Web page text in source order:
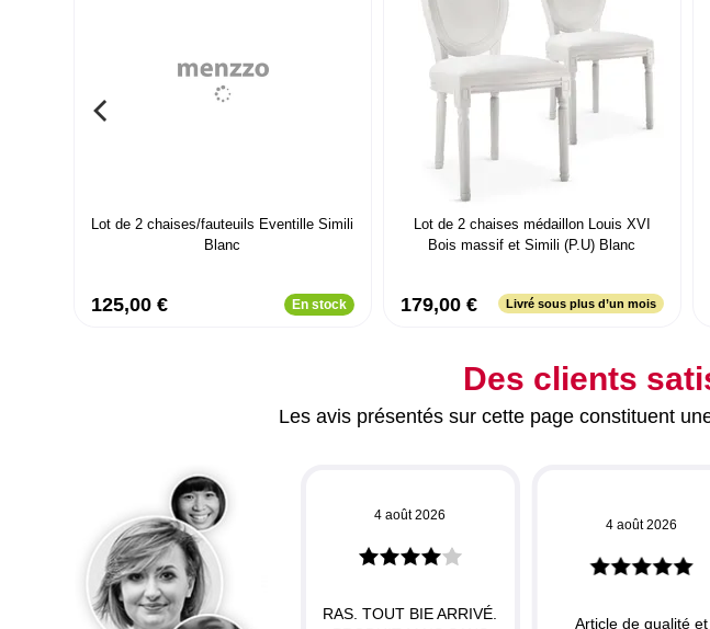
Lot de 2 chaises/fauteuils Eventille Simili
Blanc
125,00 € En stock
Lot de 2 chaises médaillon Louis XVI
Bois massif et Simili (P.U) Blanc
179,00 € Livré sous plus d’un mois
Des clients
Les avis présentés sur cette page constituent
4 août 2026
RAS. TOUT BIE ARRIVÉ.
4 août 2026
Article de qualité et